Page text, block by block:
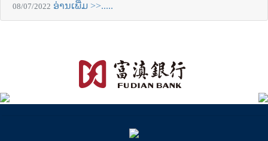
08/07/2022 ອ່ານເພີ່ມ >>.....